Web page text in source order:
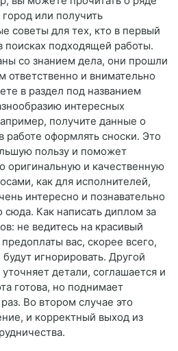
или получить
советы для тех, кто в первый
поисках подходящей работы.
со знанием дела, они прошли
ответственно и внимательно
в раздел под названием
интересных
получите данные о
работе оформлять сноски. Это
пользу и поможет
оригинальную и качественную
как для исполнителей,
интересно и познавательно
сюда. Как написать диплом за
не ведитесь на красивый
вас, скорее всего,
игнорировать. Другой
детали, соглашается и
готова, но поднимает
Во втором случае это
и корректный выход из